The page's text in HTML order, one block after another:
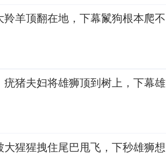
羊顶翻在地，下幕鬣狗根本爬不
猪夫妇将雄狮顶到树上，下幕雄
猩猩拽住尾巴甩飞，下秒雄狮想